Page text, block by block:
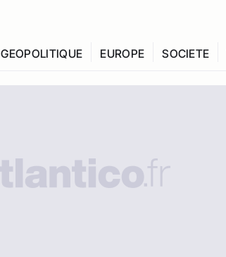
GEOPOLITIQUE EUROPE SOCIETE